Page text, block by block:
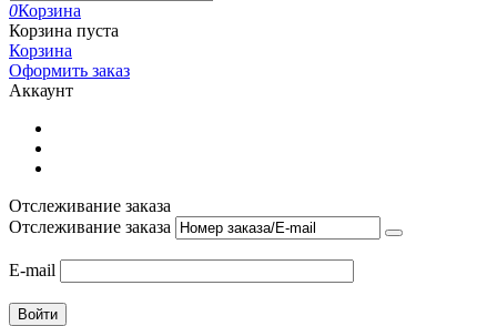
0Корзина
Корзина пуста
Корзина
Оформить заказ
Аккаунт
Отслеживание заказа
Отслеживание заказа
E-mail
Войти